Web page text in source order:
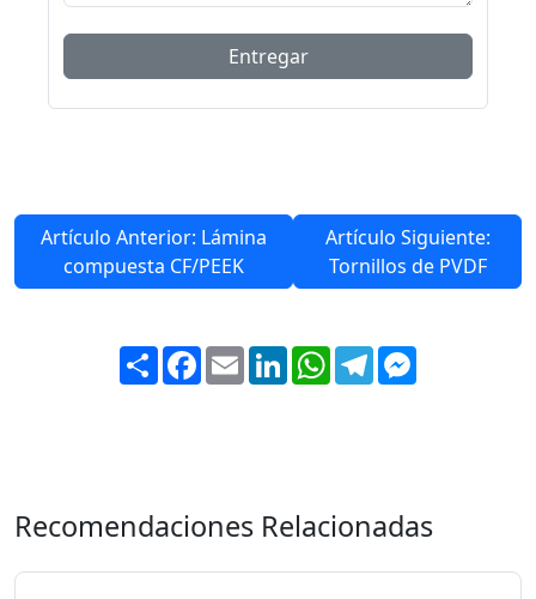
Artículo Anterior: Lámina
compuesta CF/PEEK
Artículo Siguiente:
Tornillos de PVDF
ShareFacebook
EmailLinkedInWhatsApp
Telegram
Recomendaciones Relacionadas